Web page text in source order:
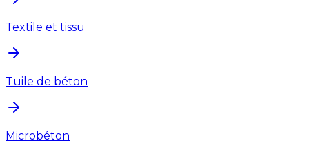
Textile et tissu
Tuile de béton
Microbéton